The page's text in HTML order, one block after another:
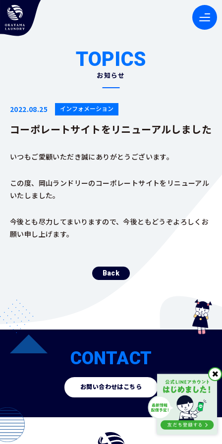
TOPICS
お知らせ
2022.08.25 インフォメーション
コーポレートサイトをリニューアルしました
いつもご愛顧いただき誠にありがとうございます。
この度、岡山ランドリーのコーポレートサイトをリニューアル
いたしました。
今後とも尽力してまいりますので、今後ともどうぞよろしくお
願い申し上げます。
Back
CONTACT
お問い合わせはこちら